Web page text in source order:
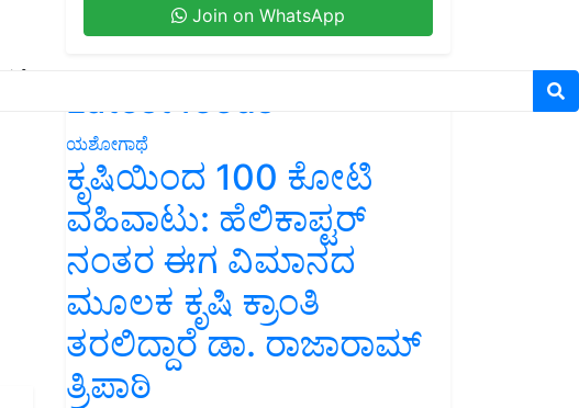
Join on WhatsApp
Latest feeds
ಯಶೋಗಾಥೆ
ಕೃಷಿಯಿಂದ 100 ಕೋಟಿ
ವಹಿವಾಟು: ಹೆಲಿಕಾಪ್ಟರ್
ನಂತರ ಈಗ ವಿಮಾನದ
ಮೂಲಕ ಕೃಷಿ ಕ್ರಾಂತಿ
ತರಲಿದ್ದಾರೆ ಡಾ. ರಾಜಾರಾಮ್
ತ್ರಿಪಾಠಿ